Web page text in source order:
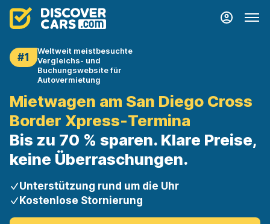
#1
Weltweit meistbesuchte
Vergleichs- und
Buchungswebsite für
Autovermietung
Mietwagen am San Diego Cross
Border Xpress-Termina
Bis zu 70 % sparen. Klare Preise,
keine Überraschungen.
Unterstützung rund um die Uhr
Kostenlose Stornierung